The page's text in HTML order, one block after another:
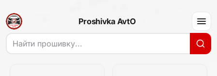
Proshivka AvtO